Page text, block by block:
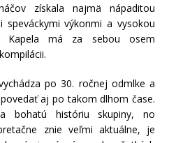
získala najmä nápaditou
speváckymi výkonmi a vysokou
Kapela má za sebou osem
po 30. ročnej odmlke a
aj po takom dlhom čase.
bohatú históriu skupiny, no
znie veľmi aktuálne, je